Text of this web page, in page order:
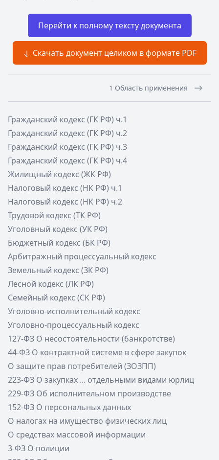
Перейти к полному тексту документа
Скачать документ целиком в формате PDF
1 Область применения
Гражданский кодекс (ГК РФ) ч.1
Гражданский кодекс (ГК РФ) ч.2
Гражданский кодекс (ГК РФ) ч.3
Гражданский кодекс (ГК РФ) ч.4
Жилищный кодекс (ЖК РФ)
Налоговый кодекс (НК РФ) ч.1
Налоговый кодекс (НК РФ) ч.2
Трудовой кодекс (ТК РФ)
Уголовный кодекс (УК РФ)
Бюджетный кодекс (БК РФ)
Арбитражный процессуальный кодекс
Земельный кодекс (ЗК РФ)
Лесной кодекс (ЛК РФ)
Семейный кодекс (СК РФ)
Уголовно-исполнительный кодекс
Уголовно-процессуальный кодекс
127-ФЗ О несостоятельности (банкротстве)
44-ФЗ О контрактной системе в сфере закупок
О защите прав потребителей (ЗОЗПП)
223-ФЗ О закупках ... отдельными видами юрлиц
229-ФЗ Об исполнительном производстве
152-ФЗ О персональных данных
О налогах на имущество физических лиц
О средствах массовой информации
3-ФЗ О полиции